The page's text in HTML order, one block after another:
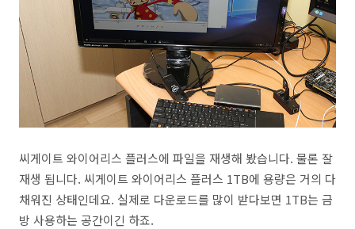
씨게이트 와이어리스 플러스에 파일을 재생해 봤습니다. 물론 잘
재생 됩니다. 씨게이트 와이어리스 플러스 1TB에 용량은 거의 다
채워진 상태인데요. 실제로 다운로드를 많이 받다보면 1TB는 금
방 사용하는 공간이긴 하죠.